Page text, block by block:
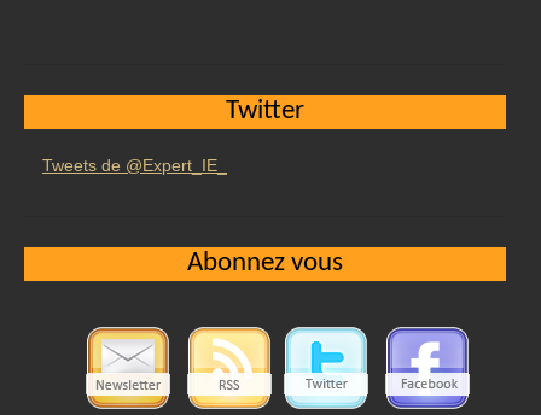
Twitter
Tweets de @Expert_IE_
Abonnez vous